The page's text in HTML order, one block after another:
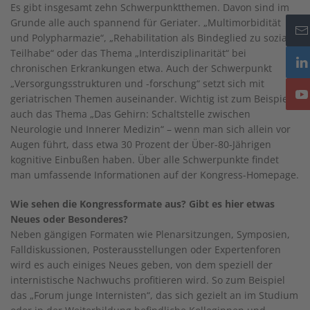
Es gibt insgesamt zehn Schwerpunktthemen. Davon sind im
Grunde alle auch spannend für Geriater. „Multimorbidität
und Polypharmazie“, „Rehabilitation als Bindeglied zu sozialer
Teilhabe“ oder das Thema „Interdisziplinarität“ bei
chronischen Erkrankungen etwa. Auch der Schwerpunkt
„Versorgungsstrukturen und -forschung“ setzt sich mit
geriatrischen Themen auseinander. Wichtig ist zum Beispiel
auch das Thema „Das Gehirn: Schaltstelle zwischen
Neurologie und Innerer Medizin“ – wenn man sich allein vor
Augen führt, dass etwa 30 Prozent der Über-80-Jährigen
kognitive Einbußen haben. Über alle Schwerpunkte findet
man umfassende Informationen auf der Kongress-Homepage.
Wie sehen die Kongressformate aus? Gibt es hier etwas
Neues oder Besonderes?
Neben gängigen Formaten wie Plenarsitzungen, Symposien,
Falldiskussionen, Posterausstellungen oder Expertenforen
wird es auch einiges Neues geben, von dem speziell der
internistische Nachwuchs profitieren wird. So zum Beispiel
das „Forum junge Internisten“, das sich gezielt an im Studium